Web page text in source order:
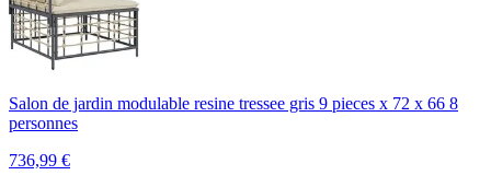
Salon de jardin modulable resine tressee gris 9 pieces x 72 x 66 8
personnes
736,99 €